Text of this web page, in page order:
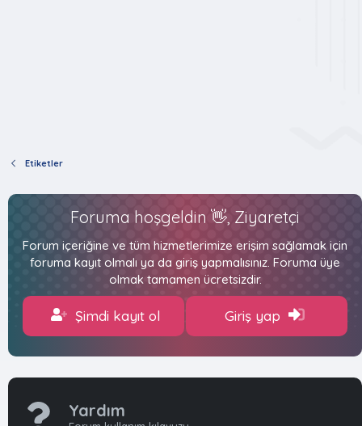
Etiketler
Foruma hoşgeldin 👋, Ziyaretçi
Forum içeriğine ve tüm hizmetlerimize erişim sağlamak için
foruma kayıt olmalı ya da giriş yapmalısınız. Foruma üye
olmak tamamen ücretsizdir.
Şimdi kayıt ol Giriş yap
Yardım